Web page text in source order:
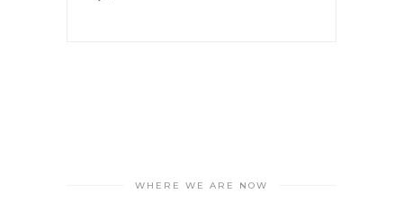
WHERE WE ARE NOW